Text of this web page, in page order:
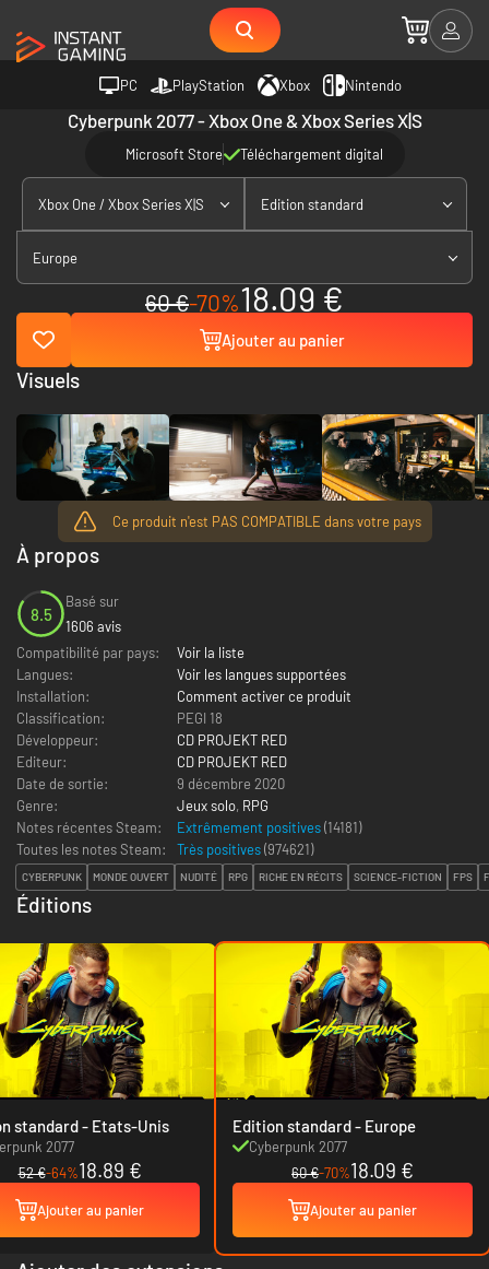
PC PlayStation Xbox Nintendo
Cyberpunk 2077 - Xbox One & Xbox Series X|S
Microsoft Store Téléchargement digital
Xbox One / Xbox Series X|S Edition standard
Europe
60 €-70%18.09 €
Ajouter au panier
Ce produit n'est PAS COMPATIBLE dans votre pays
À propos
8.5
Basé sur
1606 avis
Compatibilité par pays:
Voir la liste
Langues:
Voir les langues supportées
Installation:
Comment activer ce produit
Classification:
PEGI 18
Développeur:
CD PROJEKT RED
Editeur:
CD PROJEKT RED
Date de sortie:
9 décembre 2020
Genre:
Jeux solo, RPG
Notes récentes Steam:
Extrêmement positives(14181)
Toutes les notes Steam:
Très positives(974621)
CYBERPUNK MONDE OUVERT NUDITÉ RPG RICHE EN RÉCITS SCIENCE-FICTION FPS
Éditions
Edition standard - Etats-Unis
2077
52 €-64%18.89 €
Ajouter au panier
Edition standard - Europe
Cyberpunk 2077
60 €-70%18.09 €
Ajouter au panier
Visuels